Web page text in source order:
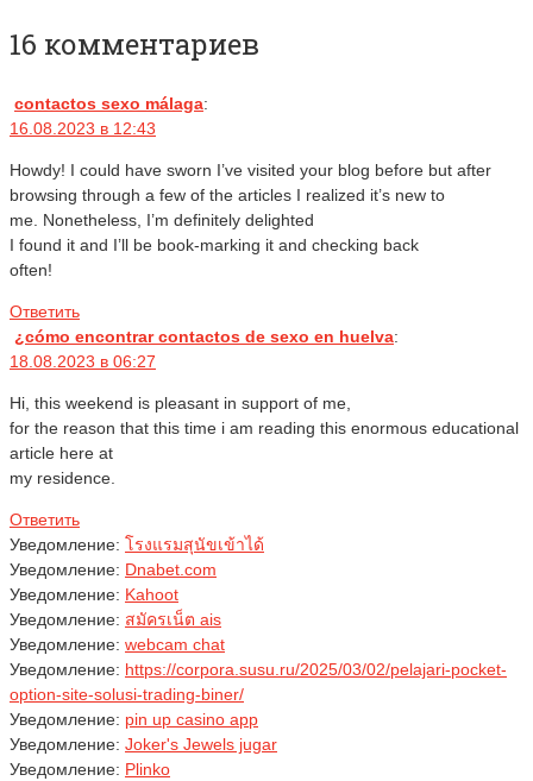
16 комментариев
contactos sexo málaga:
16.08.2023 в 12:43
Howdy! I could have sworn I’ve visited your blog before but after
browsing through a few of the articles I realized it’s new to
me. Nonetheless, I’m definitely delighted
I found it and I’ll be book-marking it and checking back
often!
Ответить
¿cómo encontrar contactos de sexo en huelva:
18.08.2023 в 06:27
Hi, this weekend is pleasant in support of me,
for the reason that this time i am reading this enormous educational
article here at
my residence.
Ответить
Уведомление: โรงแรมสุนัขเข้าได้
Уведомление: Dnabet.com
Уведомление: Kahoot
Уведомление: สมัครเน็ต ais
Уведомление: webcam chat
Уведомление: https://corpora.susu.ru/2025/03/02/pelajari-pocket-
option-site-solusi-trading-biner/
Уведомление: pin up casino app
Уведомление: Joker's Jewels jugar
Уведомление: Plinko